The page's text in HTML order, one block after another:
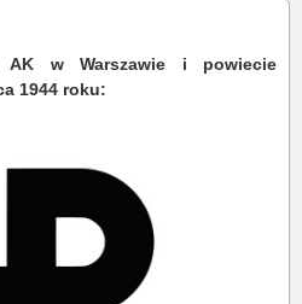
AK w Warszawie i powiecie
1944 roku: